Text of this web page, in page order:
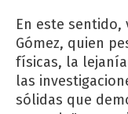
En este
Gómez, quien
físicas, la
las
sólidas que